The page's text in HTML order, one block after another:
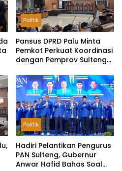
Politik
Pansus DPRD Palu Minta
Pemkot Perkuat Koordinasi
dengan Pemprov Sulteng
Pemungutan Pajak
Tambang
Politik
Hadiri Pelantikan Pengurus
PAN Sulteng, Gubernur
Anwar Hafid Bahas Soal